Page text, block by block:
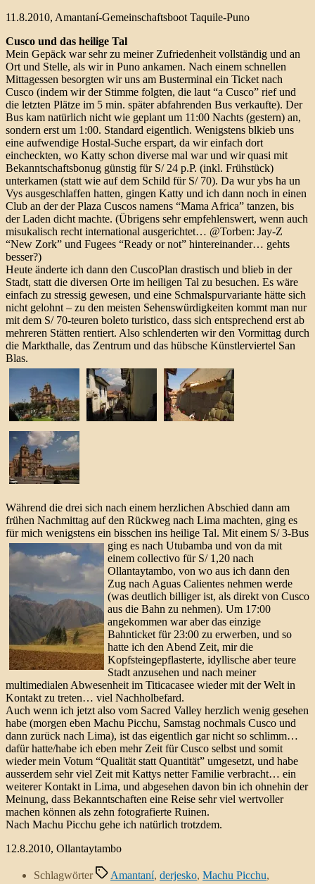
11.8.2010, Amantaní-Gemeinschaftsboot Taquile-Puno
Cusco und das heilige Tal
Mein Gepäck war sehr zu meiner Zufriedenheit vollständig und an
Ort und Stelle, als wir in Puno ankamen. Nach einem schnellen
Mittagessen besorgten wir uns am Busterminal ein Ticket nach
Cusco (indem wir der Stimme folgten, die laut “a Cusco” rief und
die letzten Plätze im 5 min. später abfahrenden Bus verkaufte). Der
Bus kam natürlich nicht wie geplant um 11:00 Nachts (gestern) an,
sondern erst um 1:00. Standard eigentlich. Wenigstens blkieb uns
eine aufwendige Hostal-Suche erspart, da wir einfach dort
eincheckten, wo Katty schon diverse mal war und wir quasi mit
Bekanntschaftsbonug günstig für S/ 24 p.P. (inkl. Frühstück)
unterkamen (statt wie auf dem Schild für S/ 70). Da wur ybs ha un
Vys ausgeschlaffen hatten, gingen Katty und ich dann noch in einen
Club an der der Plaza Cuscos namens “Mama Africa” tanzen, bis
der Laden dicht machte. (Übrigens sehr empfehlenswert, wenn auch
misukalisch recht international ausgerichtet… @Torben: Jay-Z
“New Zork” und Fugees “Ready or not” hintereinander… gehts
besser?)
Heute änderte ich dann den CuscoPlan drastisch und blieb in der
Stadt, statt die diversen Orte im heiligen Tal zu besuchen. Es wäre
einfach zu stressig gewesen, und eine Schmalspurvariante hätte sich
nicht gelohnt – zu den meisten Sehenswürdigkeiten kommt man nur
mit dem S/ 70-teuren boleto turistico, dass sich entsprechend erst ab
mehreren Stätten rentiert. Also schlenderten wir den Vormittag durch
die Markthalle, das Zentrum und das hübsche Künstlerviertel San
Blas.
Während die drei sich nach einem herzlichen Abschied dann am
frühen Nachmittag auf den Rückweg nach Lima machten, ging es
für mich wenigstens ein bisschen ins heilige Tal. Mit einem S/ 3-Bus
ging es nach Utubamba und von da mit
einem collectivo für S/ 1,20 nach
Ollantaytambo, von wo aus ich dann den
Zug nach Aguas Calientes nehmen werde
(was deutlich billiger ist, als direkt von Cusco
aus die Bahn zu nehmen). Um 17:00
angekommen war aber das einzige
Bahnticket für 23:00 zu erwerben, und so
hatte ich den Abend Zeit, mir die
Kopfsteingepflasterte, idyllische aber teure
Stadt anzusehen und nach meiner
multimedialen Abwesenheit im Titicacasee wieder mit der Welt in
Kontakt zu treten… viel Nachholbefard.
Auch wenn ich jetzt also vom Sacred Valley herzlich wenig gesehen
habe (morgen eben Machu Picchu, Samstag nochmals Cusco und
dann zurück nach Lima), ist das eigentlich gar nicht so schlimm…
dafür hatte/habe ich eben mehr Zeit für Cusco selbst und somit
wieder mein Votum “Qualität statt Quantität” umgesetzt, und habe
ausserdem sehr viel Zeit mit Kattys netter Familie verbracht… ein
weiterer Kontakt in Lima, und abgesehen davon bin ich ohnehin der
Meinung, dass Bekanntschaften eine Reise sehr viel wertvoller
machen können als zehn fotografierte Ruinen.
Nach Machu Picchu gehe ich natürlich trotzdem.
12.8.2010, Ollantaytambo
Schlagwörter Amantaní, derjesko, Machu Picchu,